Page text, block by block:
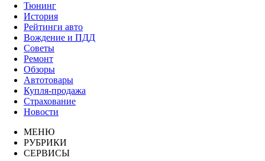
Тюнинг
История
Рейтинги авто
Вождение и ПДД
Советы
Ремонт
Обзоры
Автотовары
Купля-продажа
Страхование
Новости
МЕНЮ
РУБРИКИ
СЕРВИСЫ